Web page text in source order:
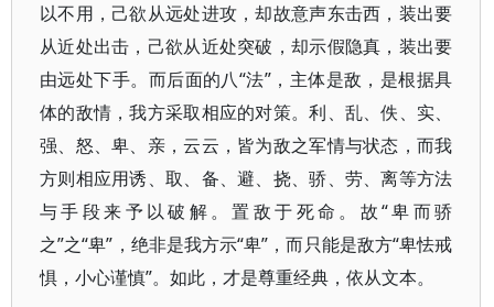
以不用，己欲从远处进攻，却故意声东击西，装出要
从近处出击，己欲从近处突破，却示假隐真，装出要
由远处下手。而后面的八“法”，主体是敌，是根据具
体的敌情，我方采取相应的对策。利、乱、佚、实、
强、怒、卑、亲，云云，皆为敌之军情与状态，而我
方则相应用诱、取、备、避、挠、骄、劳、离等方法
与手段来予以破解。置敌于死命。故“卑而骄
之”之“卑”，绝非是我方示“卑”，而只能是敌方“卑怯戒
惧，小心谨慎”。如此，才是尊重经典，依从文本。